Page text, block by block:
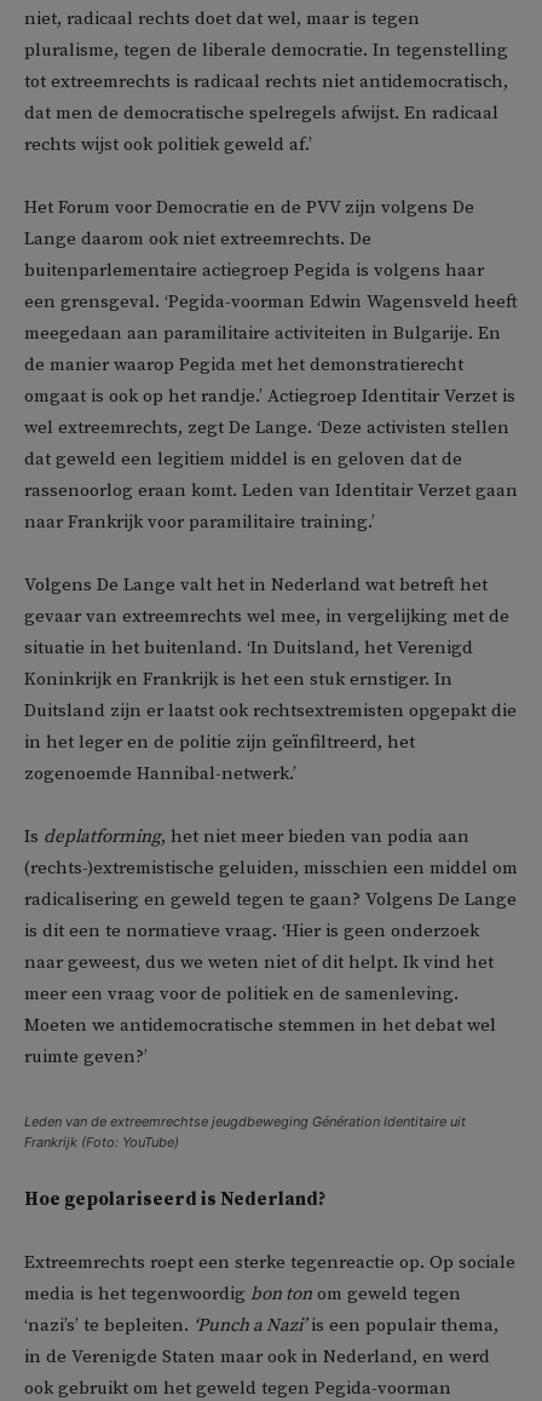
niet, radicaal rechts doet dat wel, maar is tegen
pluralisme, tegen de liberale democratie. In tegenstelling
tot extreemrechts is radicaal rechts niet antidemocratisch,
dat men de democratische spelregels afwijst. En radicaal
rechts wijst ook politiek geweld af.’
Het Forum voor Democratie en de PVV zijn volgens De
Lange daarom ook niet extreemrechts. De
buitenparlementaire actiegroep Pegida is volgens haar
een grensgeval. ‘Pegida-voorman Edwin Wagensveld heeft
meegedaan aan paramilitaire activiteiten in Bulgarije. En
de manier waarop Pegida met het demonstratierecht
omgaat is ook op het randje.’ Actiegroep Identitair Verzet is
wel extreemrechts, zegt De Lange. ‘Deze activisten stellen
dat geweld een legitiem middel is en geloven dat de
rassenoorlog eraan komt. Leden van Identitair Verzet gaan
naar Frankrijk voor paramilitaire training.’
Volgens De Lange valt het in Nederland wat betreft het
gevaar van extreemrechts wel mee, in vergelijking met de
situatie in het buitenland. ‘In Duitsland, het Verenigd
Koninkrijk en Frankrijk is het een stuk ernstiger. In
Duitsland zijn er laatst ook rechtsextremisten opgepakt die
in het leger en de politie zijn geïnfiltreerd, het
zogenoemde Hannibal-netwerk.’
Is deplatforming, het niet meer bieden van podia aan
(rechts-)extremistische geluiden, misschien een middel om
radicalisering en geweld tegen te gaan? Volgens De Lange
is dit een te normatieve vraag. ‘Hier is geen onderzoek
naar geweest, dus we weten niet of dit helpt. Ik vind het
meer een vraag voor de politiek en de samenleving.
Moeten we antidemocratische stemmen in het debat wel
ruimte geven?’
Leden van de extreemrechtse jeugdbeweging Génération Identitaire uit
Frankrijk (Foto: YouTube)
Hoe gepolariseerd is Nederland?
Extreemrechts roept een sterke tegenreactie op. Op sociale
media is het tegenwoordig bon ton om geweld tegen
‘nazi’s’ te bepleiten. ‘Punch a Nazi’is een populair thema,
in de Verenigde Staten maar ook in Nederland, en werd
ook gebruikt om het geweld tegen Pegida-voorman